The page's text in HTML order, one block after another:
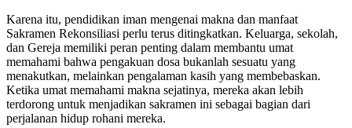
Karena itu, pendidikan iman mengenai makna dan manfaat
Sakramen Rekonsiliasi perlu terus ditingkatkan. Keluarga, sekolah,
dan Gereja memiliki peran penting dalam membantu umat
memahami bahwa pengakuan dosa bukanlah sesuatu yang
menakutkan, melainkan pengalaman kasih yang membebaskan.
Ketika umat memahami makna sejatinya, mereka akan lebih
terdorong untuk menjadikan sakramen ini sebagai bagian dari
perjalanan hidup rohani mereka.